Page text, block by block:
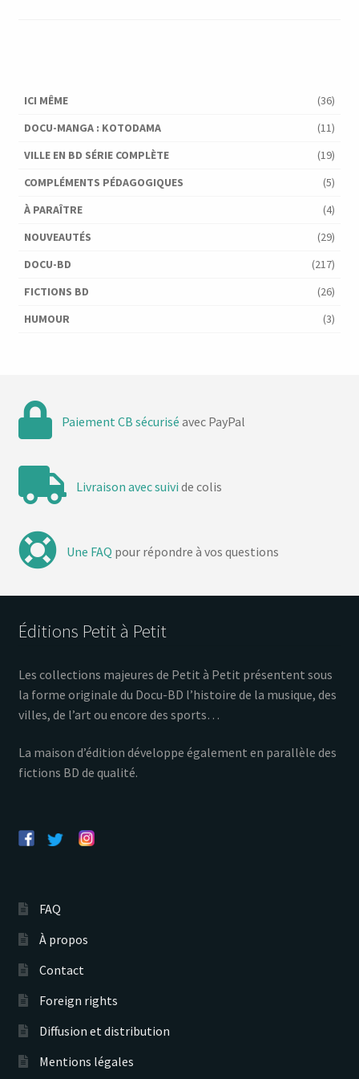
ICI MÊME
(36)
DOCU-MANGA : KOTODAMA
(11)
VILLE EN BD SÉRIE COMPLÈTE
(19)
COMPLÉMENTS PÉDAGOGIQUES
(5)
À PARAÎTRE
(4)
NOUVEAUTÉS
(29)
DOCU-BD
(217)
FICTIONS BD
(26)
HUMOUR
(3)
Paiement CB sécurisé avec PayPal
Livraison avec suivi de colis
Une FAQ pour répondre à vos questions
Éditions Petit à Petit
Les collections majeures de Petit à Petit présentent sous
la forme originale du Docu-BD l’histoire de la musique, des
villes, de l’art ou encore des sports…
La maison d’édition développe également en parallèle des
fictions BD de qualité.
FAQ
À propos
Contact
Foreign rights
Diffusion et distribution
Mentions légales